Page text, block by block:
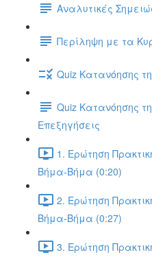
Αναλυτικές
Περίληψη με τα
Quiz Κατανόησης
Quiz Κατανόησης
Επεξηγήσεις
1. Ερώτηση
Βήμα-Βήμα (0:20)
2. Ερώτηση
Βήμα-Βήμα (0:27)
3. Ερώτηση